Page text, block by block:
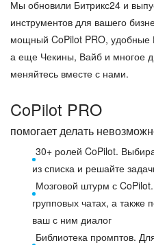
Мы обновили Битрикс24 и
инструментов для вашего
мощный CoPilot PRO,
а еще Чекины, Вайб и многое
меняйтесь вместе с нами.
CoPilot PRO
помогает делать
30+ ролей CoPilot.
из списка и решайте
Мозговой штурм с
групповых чатах, а также
ваш с ним диалог
Библиотека промптов.